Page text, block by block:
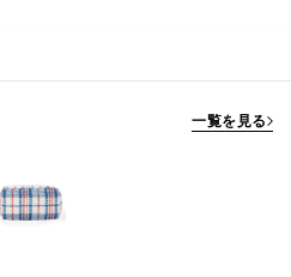
一覧を見る